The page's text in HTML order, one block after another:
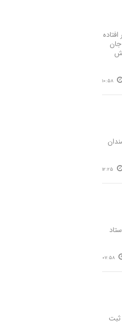
جان
10:58
12:25
07:58
ثبت